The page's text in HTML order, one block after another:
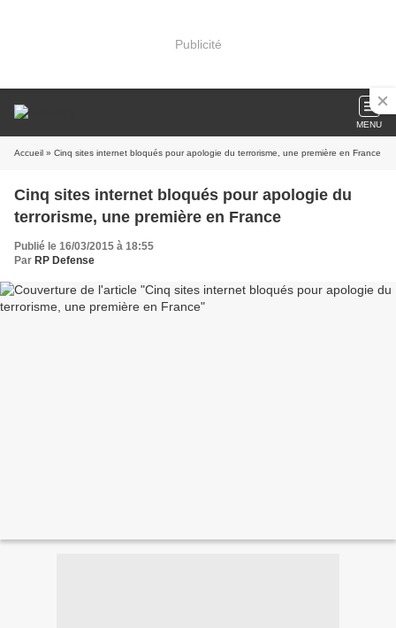
Publicité
MENU
Accueil » Cinq sites internet bloqués pour apologie du terrorisme, une première en France
Cinq sites internet bloqués pour apologie du
terrorisme, une première en France
Publié le 16/03/2015 à 18:55
Par RP Defense